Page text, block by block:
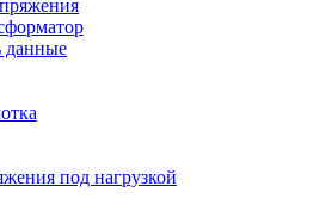
данные
под нагрузкой